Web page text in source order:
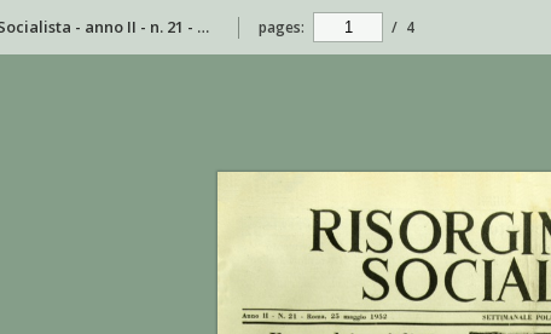
Risorgimento Socialista - anno II - n. 21 - 25 maggio 1952 pages: / 4